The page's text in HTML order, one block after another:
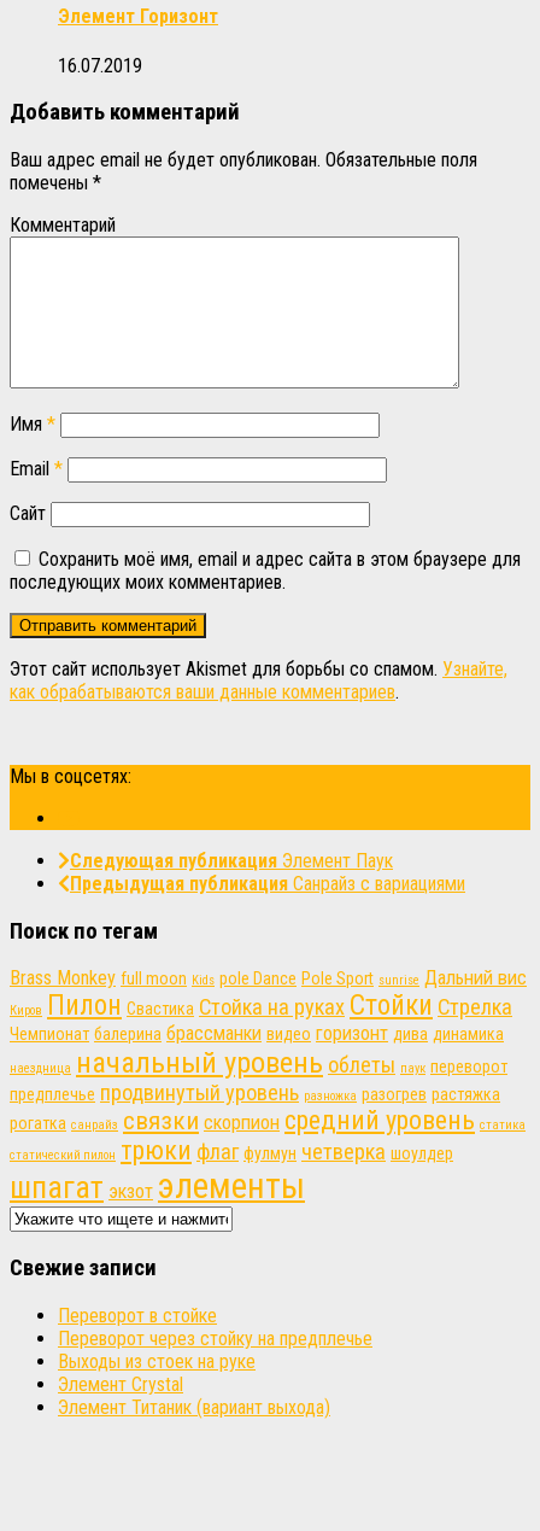
Элемент Горизонт
16.07.2019
Добавить комментарий
Ваш адрес email не будет опубликован. Обязательные поля
помечены *
Комментарий
Имя *
Email *
Сайт
Сохранить моё имя, email и адрес сайта в этом браузере для
последующих моих комментариев.
Этот сайт использует Akismet для борьбы со спамом. Узнайте,
как обрабатываются ваши данные комментариев.
Мы в соцсетях:
Следующая публикация Элемент Паук
Предыдущая публикация Санрайз с вариациями
Поиск по тегам
Brass Monkey full moon Kids pole Dance Pole Sport sunrise Дальний вис
Киров Пилон Свастика Стойка на руках Стойки Стрелка
Чемпионат балерина брассманки видео горизонт дива динамика
наездница начальный уровень облеты паук переворот
предплечье продвинутый уровень разножка разогрев растяжка
рогатка санрайз связки скорпион средний уровень статика
статический пилон трюки флаг фулмун четверка шоулдер
шпагат экзот элементы
Свежие записи
Переворот в стойке
Переворот через стойку на предплечье
Выходы из стоек на руке
Элемент Crystal
Элемент Титаник (вариант выхода)